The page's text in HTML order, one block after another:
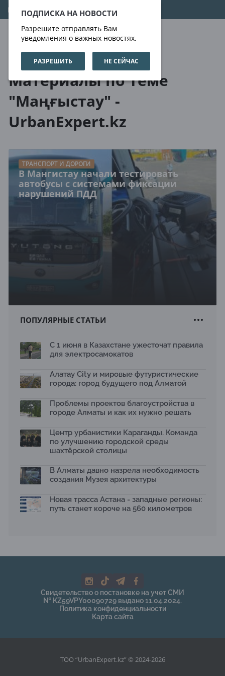
ПОДПИСКА НА НОВОСТИ
Разрешите отправлять Вам
уведомления о важных новостях.
РАЗРЕШИТЬ НЕ СЕЙЧАС
06.08.2026 08:07:35
О нас Метки
Материалы по теме
"Маңғыстау" -
UrbanExpert.kz
ТРАНСПОРТ И ДОРОГИ
В Мангистау начали тестировать
автобусы с системами фиксации
нарушений ПДД
ПОПУЛЯРНЫЕ СТАТЬИ
С 1 июня в Казахстане ужесточат правила
для электросамокатов
Алатау City и мировые футуристические
города: город будущего под Алматой
Проблемы проектов благоустройства в
городе Алматы и как их нужно решать
Центр урбанистики Караганды. Команда
по улучшению городской среды
шахтёрской столицы
В Алматы давно назрела необходимость
создания Музея архитектуры
Новая трасса Астана - западные регионы:
путь станет короче на 560 километров
Свидетельство о постановке на учет СМИ
№ KZ59VPY00090729 выдано 11.04.2024.
Политика конфиденциальности
Карта сайта
ТОО “UrbanExpert.kz” © 2024-2026